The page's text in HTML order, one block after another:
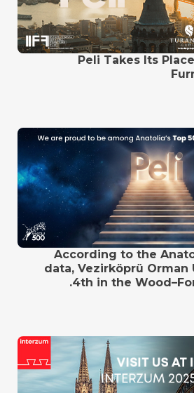
Peli Takes Its
According to the
data, Vezirköprü Orman
4th in the